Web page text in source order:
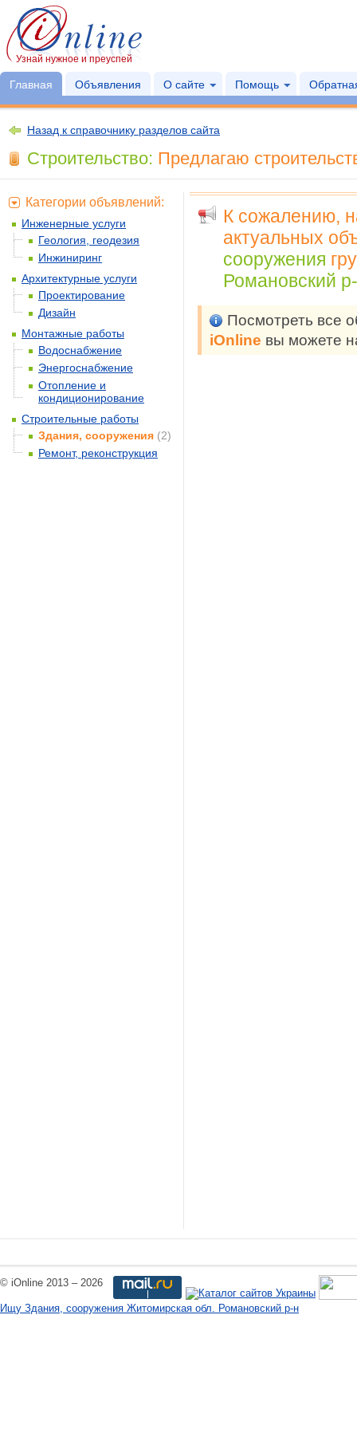
Узнай нужное и преуспей
Главная Объявления О сайте Помощь
Назад к справочнику разделов сайта
Строительство: Предлагаю
К сожалению,
актуальных
сооружения
Романовский
Посмотреть все
iOnline вы можете
Категории объявлений:
Инженерные услуги
Геология, геодезия
Инжиниринг
Архитектурные услуги
Проектирование
Дизайн
Монтажные работы
Водоснабжение
Энергоснабжение
Отопление и
кондиционирование
Строительные работы
Здания, сооружения (2)
Ремонт, реконструкция
© iOnline 2013 – 2026
Ищу Здания, сооружения Житомирская обл. Романовский р-н